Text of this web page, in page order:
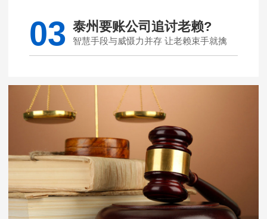
03 泰州要账公司追讨老赖?
智慧手段与威慑力并存 让老赖束手就擒